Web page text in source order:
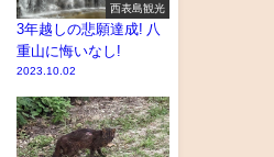
西表島観光
3年越しの悲願達成! 八
重山に悔いなし!
2023.10.02